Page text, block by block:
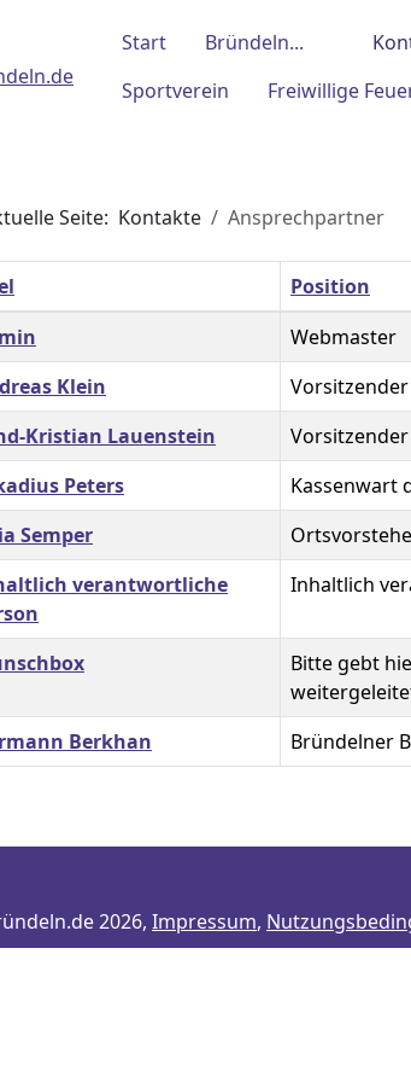
Start Bründeln...
Sportverein
Freiwillige
Seite: Kontakte Ansprechpartner
Position
Webmaster
Klein
Kristian Lauenstein
Peters
Kassenwart
Semper
verantwortliche
Inhaltlich
Bitte gebt
Berkhan
Bründelner
2026, Impressum,